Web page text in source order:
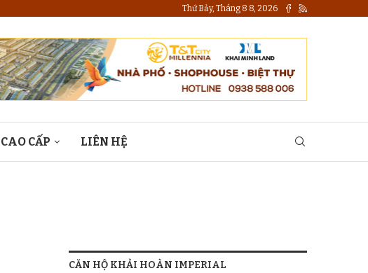
Thứ Bảy, Tháng 8 8, 2026
CẤP LIÊN HỆ
CĂN HỘ KHẢI HOÀN IMPERIAL